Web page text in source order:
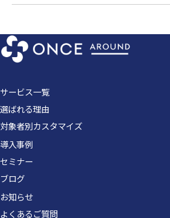
サービス一覧
選ばれる理由
対象者別カスタマイズ
導入事例
セミナー
ブログ
お知らせ
よくあるご質問